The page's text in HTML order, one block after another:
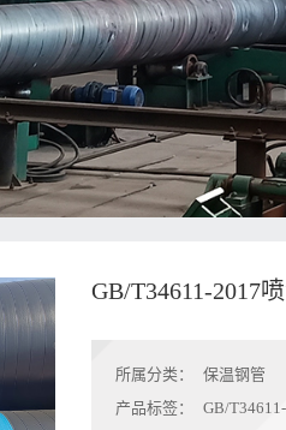
​GB/T34611-2017
所属分类：
保温钢管
产品标签：
​GB/